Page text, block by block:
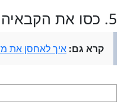
5. כסו את הקבאיה בבד בעת הגיהוץ
קרא גם: איך לאחסן את